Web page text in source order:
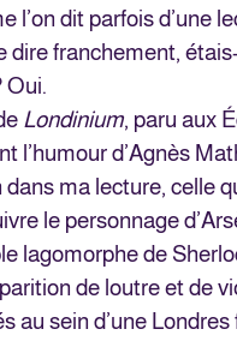
l’on dit parfois d’une
dire franchement,
Oui.
Londinium, paru aux
l’humour d’Agnès
ma lecture, celle
le personnage
lagomorphe de
de loutre et de
au sein d’une